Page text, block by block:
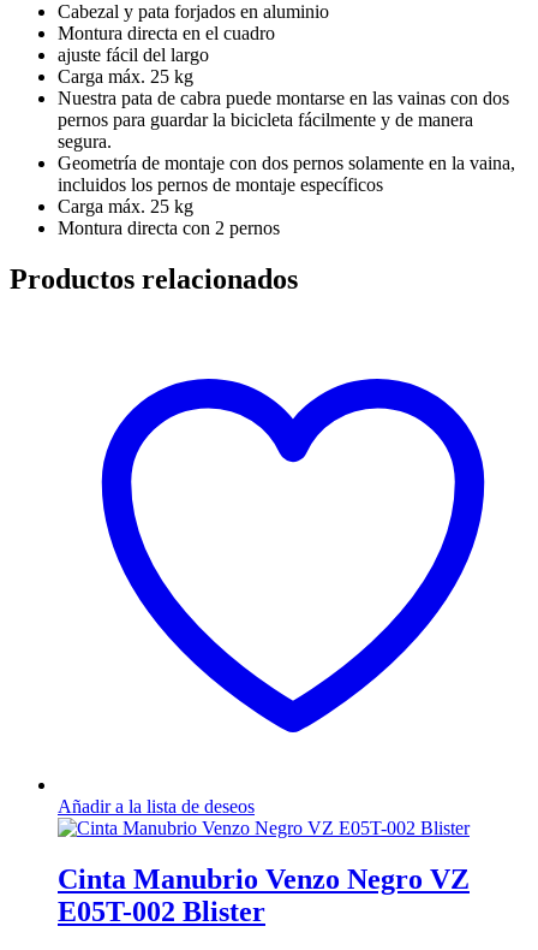
Cabezal y pata forjados en aluminio
Montura directa en el cuadro
ajuste fácil del largo
Carga máx. 25 kg
Nuestra pata de cabra puede montarse en las vainas con dos
pernos para guardar la bicicleta fácilmente y de manera
segura.
Geometría de montaje con dos pernos solamente en la vaina,
incluidos los pernos de montaje específicos
Carga máx. 25 kg
Montura directa con 2 pernos
Productos relacionados
Añadir a la lista de deseos
Cinta Manubrio Venzo Negro VZ
E05T-002 Blister